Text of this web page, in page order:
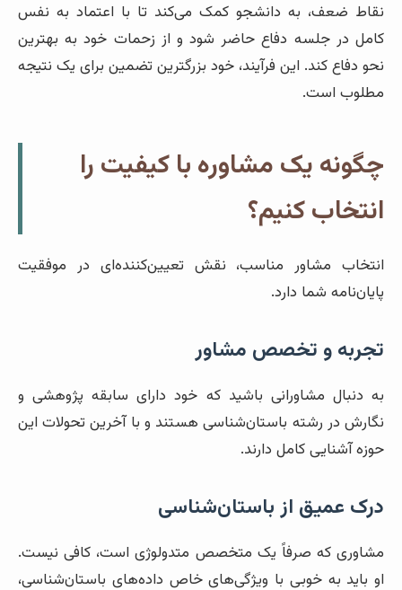
نقاط ضعف، به دانشجو کمک می‌کند تا با اعتماد به نفس
کامل در جلسه دفاع حاضر شود و از زحمات خود به بهترین
نحو دفاع کند. این فرآیند، خود بزرگترین تضمین برای یک نتیجه
مطلوب است.
چگونه یک مشاوره با کیفیت را
انتخاب کنیم؟
انتخاب مشاور مناسب، نقش تعیین‌کننده‌ای در موفقیت
پایان‌نامه شما دارد.
تجربه و تخصص مشاور
به دنبال مشاورانی باشید که خود دارای سابقه پژوهشی و
نگارش در رشته باستان‌شناسی هستند و با آخرین تحولات این
حوزه آشنایی کامل دارند.
درک عمیق از باستان‌شناسی
مشاوری که صرفاً یک متخصص متدولوژی است، کافی نیست.
او باید به خوبی با ویژگی‌های خاص داده‌های باستان‌شناسی،